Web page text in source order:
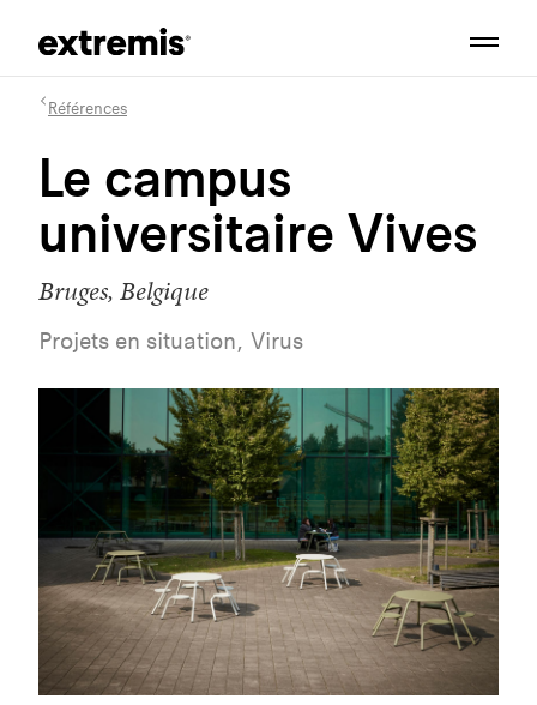
Références
Le campus
universitaire Vives
Bruges, Belgique
Projets en situation, Virus